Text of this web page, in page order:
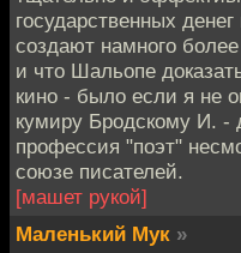
государственных
создают намного
и что Шальопе
кино - было если я не
кумиру Бродскому И. -
профессия "поэт"
союзе писателей.
[машет рукой]
Маленький Мук »